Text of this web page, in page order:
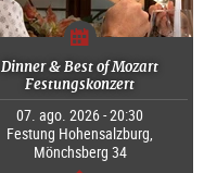
Dinner & Best of Mozart
Festungskonzert
07. ago. 2026 - 20:30
Festung Hohensalzburg,
Mönchsberg 34